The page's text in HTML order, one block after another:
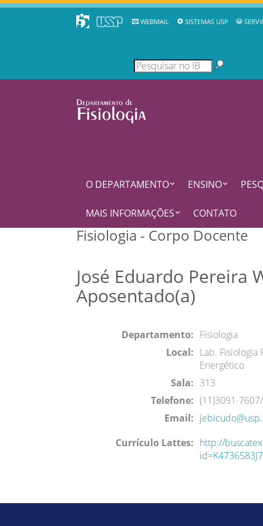
WEBMAIL SISTEMAS USP
O DEPARTAMENTO ENSINO
MAIS INFORMAÇÕES CONTATO
Fisiologia - Corpo Docente
José Eduardo Pereira
Aposentado(a)
Departamento: Fisiologia
Local: Lab.
Energético
Sala: 313
Telefone: (11)3091-
Email:
Currículo Lattes: http://
id=K4736583J7